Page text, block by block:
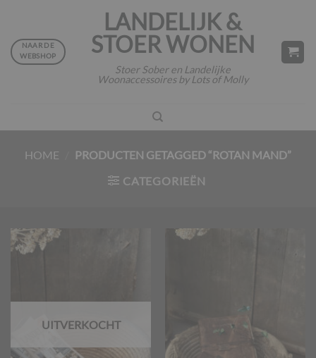
inhoud
LANDELIJK &
STOER WONEN
Stoer Sober en Landelijke
Woonaccessoires by Lots of Molly
NAAR DE
WEBSHOP
HOME
PRODUCTEN GETAGGED “ROTAN MAND”
CATEGORIEËN
UITVERKOCHT